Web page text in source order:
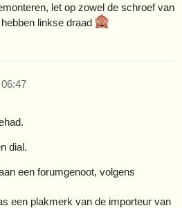
let op zowel de schroef van
linkse draad
dial.
een forumgenoot, volgens
een plakmerk van de importeur van